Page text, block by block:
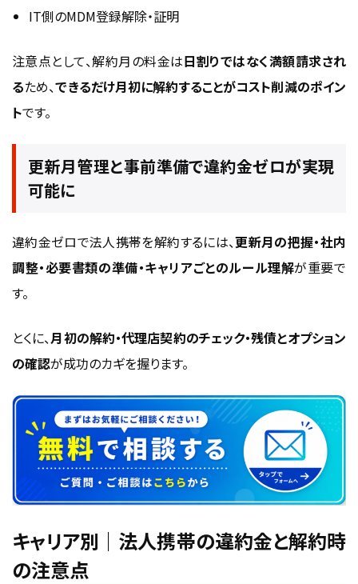
IT側のMDM登録解除・証明
注意点として、解約月の料金は日割りではなく満額請求され
るため、できるだけ月初に解約することがコスト削減のポイン
トです。
更新月管理と事前準備で違約金ゼロが実現
可能に
違約金ゼロで法人携帯を解約するには、更新月の把握・社内
調整・必要書類の準備・キャリアごとのルール理解が重要で
す。
とくに、月初の解約・代理店契約のチェック・残債とオプション
の確認が成功のカギを握ります。
キャリア別｜法人携帯の違約金と解約時
の注意点